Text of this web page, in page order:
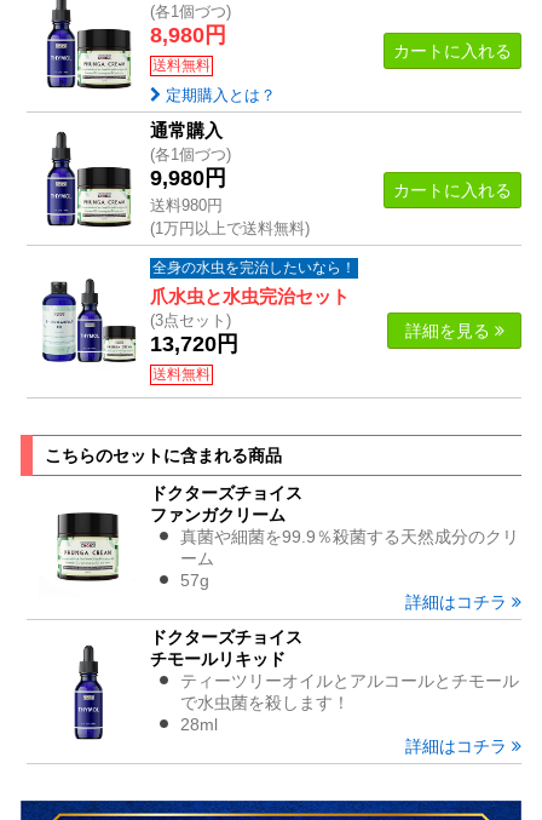
(各1個づつ)
8,980円
送料無料
カートに入れる
定期購入とは？
通常購入
(各1個づつ)
9,980円
送料980円
(1万円以上で送料無料)
カートに入れる
全身の水虫を完治したいなら！
爪水虫と水虫完治セット
(3点セット)
13,720円
送料無料
詳細を見る
こちらのセットに含まれる商品
ドクターズチョイス
ファンガクリーム
真菌や細菌を99.9％殺菌する天然成分のクリ
ーム
57g
詳細はコチラ
ドクターズチョイス
チモールリキッド
ティーツリーオイルとアルコールとチモール
で水虫菌を殺します！
28ml
詳細はコチラ